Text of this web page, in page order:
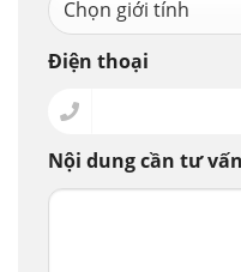
Nội dung cần tư vấn
Điện thoại